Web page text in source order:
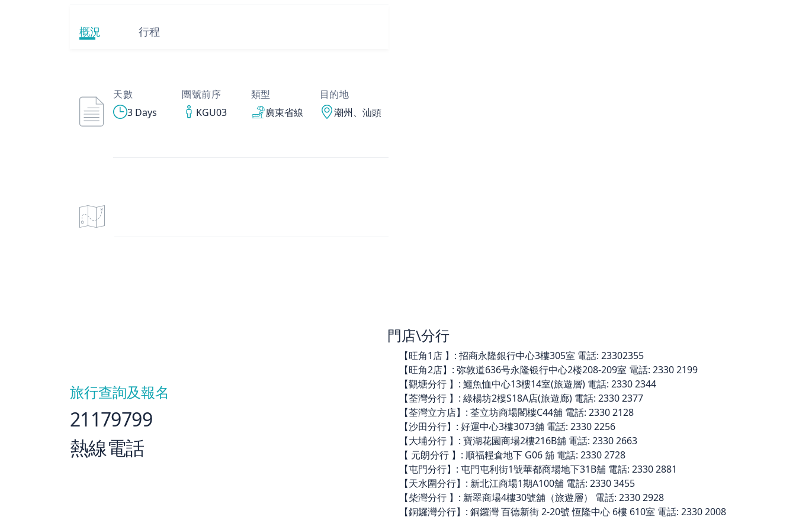
概況 行程
天數
3 Days
團號前序
KGU03
類型
廣東省線
目的地
潮州、汕頭
旅行查詢及報名
21179799
熱線電話
門店\分行
【旺角1店 】: 招商永隆銀行中心3樓305室 電話: 23302355
【旺角2店】: 弥敦道636号永隆银行中心2楼208-209室 電話: 2330 2199
【觀塘分行 】: 鱷魚恤中心13樓14室(旅遊層) 電話: 2330 2344
【荃灣分行 】: 綠楊坊2樓S18A店(旅遊廊) 電話: 2330 2377
【荃灣立方店】: 荃立坊商場閣樓C44舖 電話: 2330 2128
【沙田分行】: 好運中心3樓3073舖 電話: 2330 2256
【大埔分行 】: 寶湖花園商場2樓216B舖 電話: 2330 2663
【 元朗分行 】: 順福糧倉地下 G06 舖 電話: 2330 2728
【屯門分行】: 屯門屯利街1號華都商場地下31B舖 電話: 2330 2881
【天水圍分行】: 新北江商場1期A100舖 電話: 2330 3455
【柴灣分行 】: 新翠商場4樓30號舖（旅遊層） 電話: 2330 2928
【銅鑼灣分行】: 銅鑼灣 百德新街 2-20號 恆隆中心 6樓 610室 電話: 2330 2008